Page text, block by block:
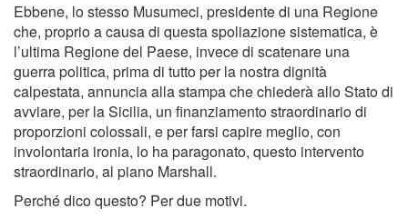
Ebbene, lo stesso Musumeci, presidente di una Regione
che, proprio a causa di questa spoliazione sistematica, è
l’ultima Regione del Paese, invece di scatenare una
guerra politica, prima di tutto per la nostra dignità
calpestata, annuncia alla stampa che chiederà allo Stato di
avviare, per la Sicilia, un finanziamento straordinario di
proporzioni colossali, e per farsi capire meglio, con
involontaria ironia, lo ha paragonato, questo intervento
straordinario, al piano Marshall.
Perché dico questo? Per due motivi.